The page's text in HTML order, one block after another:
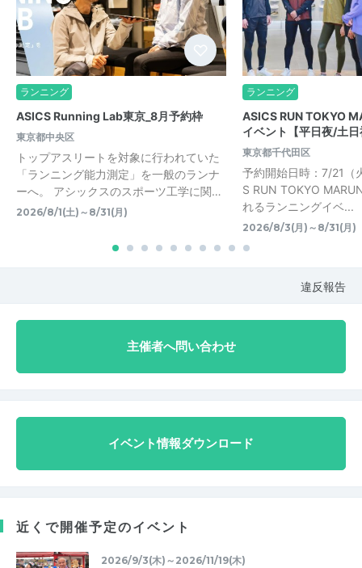
ランニング
ASICS Running Lab東京_8月予約枠
東京都中央区
トップアスリートを対象に行われていた
「ランニング能力測定」を一般のランナ
ーへ。 アシックスのスポーツ工学に関…
2026/8/1(土)～8/31(月)
ランニング
ASICS RUN TOKYO
イベント【平日夜/土
東京都千代田区
予約開始日時：7/21（
S RUN TOKYO
れるランニングイベ...
2026/8/3(月)～8/31(月)
違反報告
主催者へ問い合わせ
イベント情報ダウンロード
近くで開催予定のイベント
2026/9/3(木)～2026/11/19(木)